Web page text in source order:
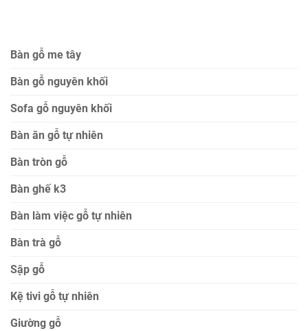
Bàn gỗ me tây
Bàn gỗ nguyên khối
Sofa gỗ nguyên khối
Bàn ăn gỗ tự nhiên
Bàn tròn gỗ
Bàn ghế k3
Bàn làm việc gỗ tự nhiên
Bàn trà gỗ
Sập gỗ
Kệ tivi gỗ tự nhiên
Giường gỗ